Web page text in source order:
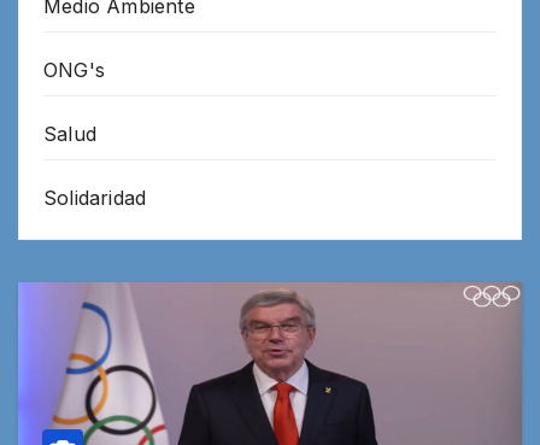
Medio Ambiente
ONG's
Salud
Solidaridad